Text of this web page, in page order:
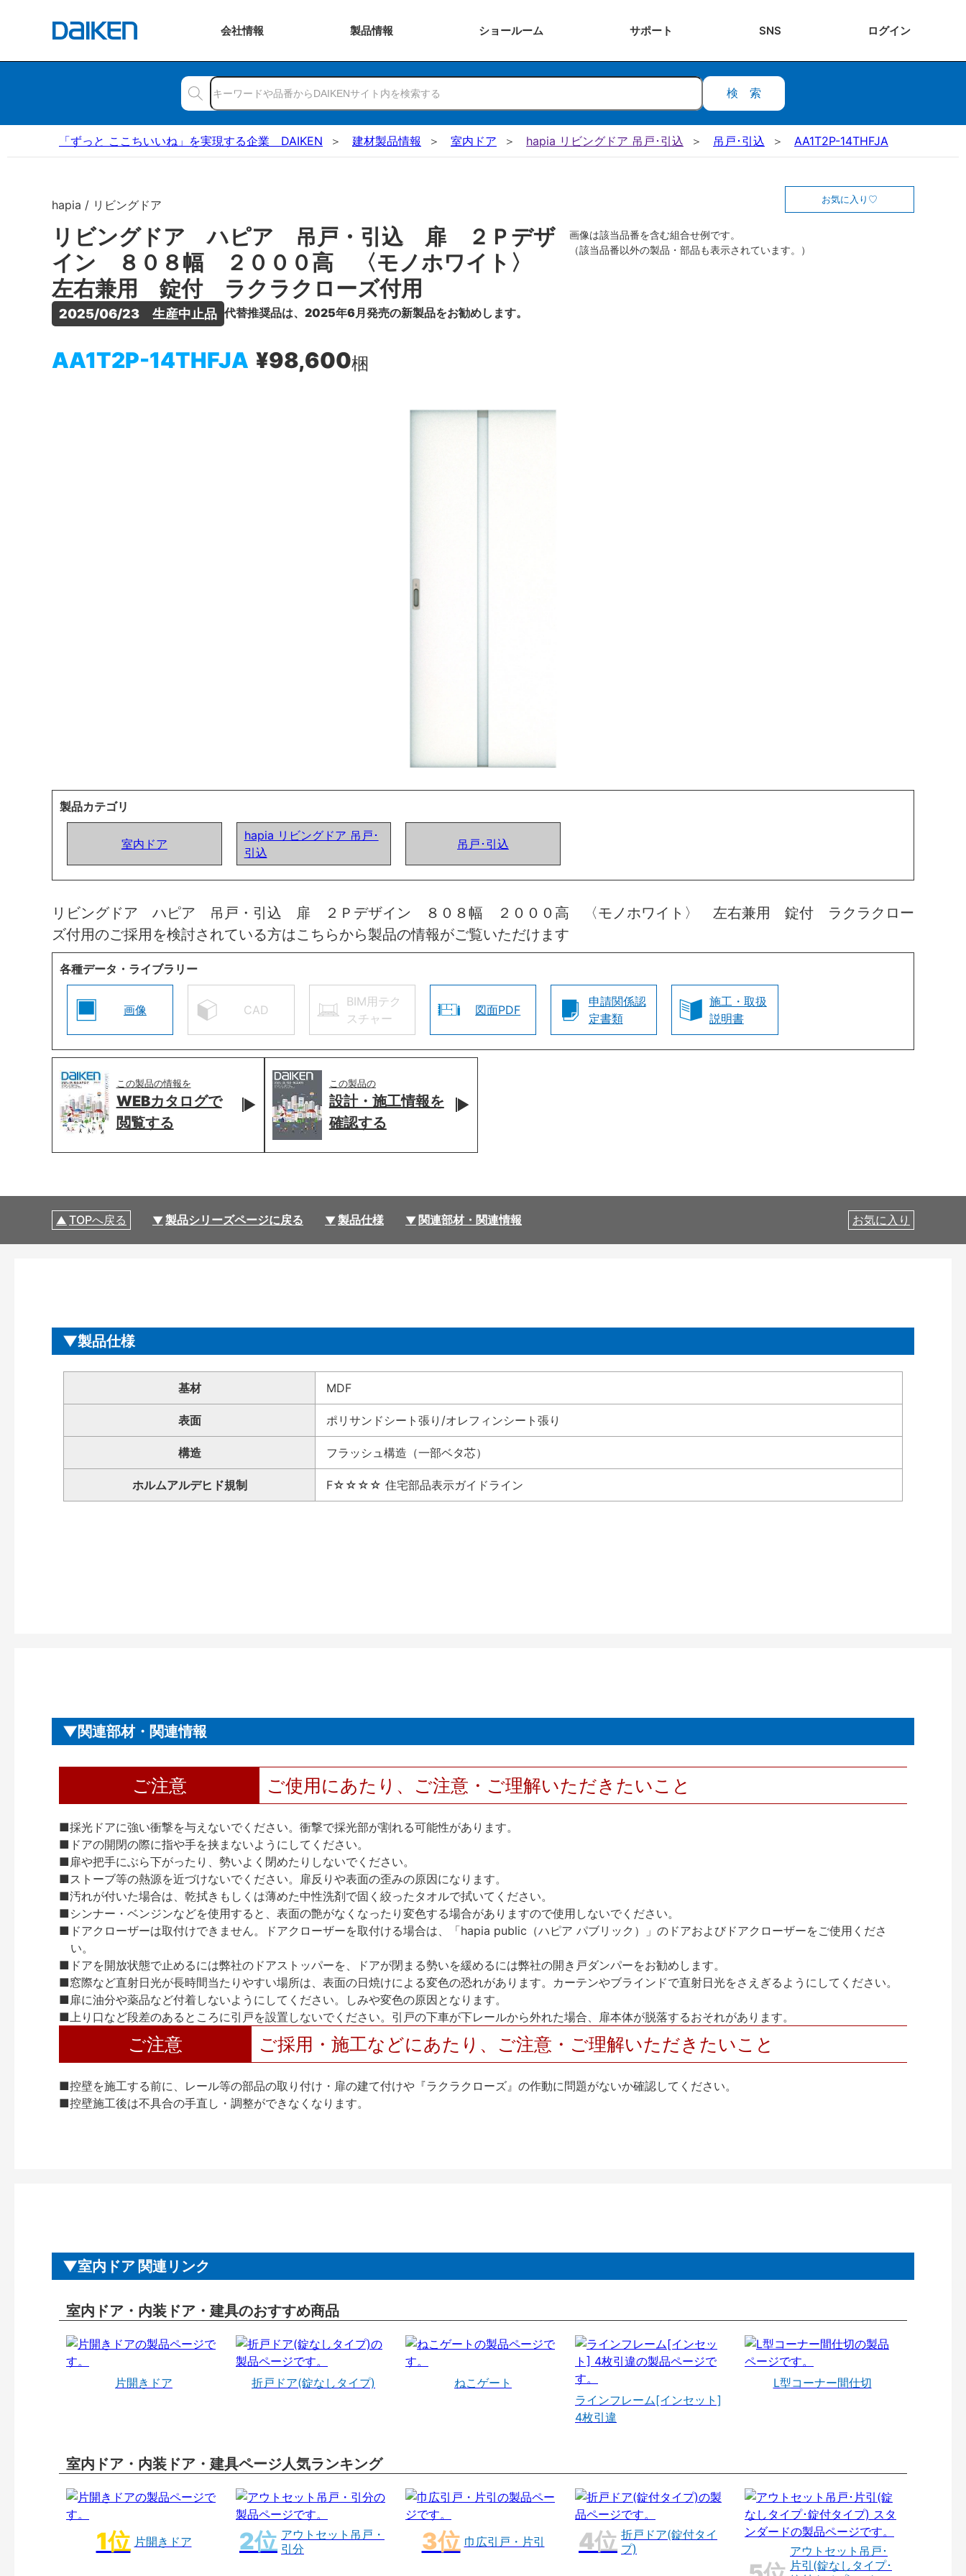
会社情報 製品情報 ショールーム サポート SNS ログイン
検索
「ずっと ここちいいね」を実現する企業 DAIKEN 建材製品情報 室内ドア hapia リビングドア 吊戸･引込 吊戸･引込 AA1T2P-14THFJA
hapia / リビングドア
リビングドア ハピア 吊戸・引込 扉 ２Ｐデザ
イン ８０８幅 ２０００高 〈モノホワイト〉
左右兼用 錠付 ラクラクローズ付用
2025/06/23　生産中止品 代替推奨品は、2025年6月発売の新製品をお勧めします。
AA1T2P-14THFJA ¥98,600梱
お気に入り
画像は該当品番を含む組合せ例です。
（該当品番以外の製品・部品も表示されています。）
製品カテゴリ
室内ドア
hapia リビングドア 吊戸･
引込
吊戸･引込
リビングドア ハピア 吊戸・引込 扉 ２Ｐデザイン ８０８幅 ２０００高 〈モノホワイト〉 左右兼用 錠付 ラクラクロー
ズ付用のご採用を検討されている方はこちらから製品の情報がご覧いただけます
各種データ・ライブラリー
画像 CAD
BIM用テク
スチャー
図面PDF
申請関係認
定書類
施工・取扱
説明書
この製品の情報を
WEBカタログで
閲覧する
この製品の
設計・施工情報を
確認する
TOPへ戻る 製品シリーズページに戻る 製品仕様 関連部材・関連情報 お気に入り
製品仕様
基材 MDF
表面 ポリサンドシート張り/オレフィンシート張り
構造 フラッシュ構造（一部ベタ芯）
ホルムアルデヒド規制 F☆☆☆☆ 住宅部品表示ガイドライン
関連部材・関連情報
ご注意 ご使用にあたり、ご注意・ご理解いただきたいこと
■採光ドアに強い衝撃を与えないでください。衝撃で採光部が割れる可能性があります。
■ドアの開閉の際に指や手を挟まないようにしてください。
■扉や把手にぶら下がったり、勢いよく閉めたりしないでください。
■ストーブ等の熱源を近づけないでください。扉反りや表面の歪みの原因になります。
■汚れが付いた場合は、乾拭きもしくは薄めた中性洗剤で固く絞ったタオルで拭いてください。
■シンナー・ベンジンなどを使用すると、表面の艶がなくなったり変色する場合がありますので使用しないでください。
■ドアクローザーは取付けできません。ドアクローザーを取付ける場合は、「hapia public（ハピア パブリック）」のドアおよびドアクローザーをご使用くださ
い。
■ドアを開放状態で止めるには弊社のドアストッパーを、ドアが閉まる勢いを緩めるには弊社の開き戸ダンパーをお勧めします。
■窓際など直射日光が長時間当たりやすい場所は、表面の日焼けによる変色の恐れがあります。カーテンやブラインドで直射日光をさえぎるようにしてください。
■扉に油分や薬品など付着しないようにしてください。しみや変色の原因となります。
■上り口など段差のあるところに引戸を設置しないでください。引戸の下車が下レールから外れた場合、扉本体が脱落するおそれがあります。
ご注意 ご採用・施工などにあたり、ご注意・ご理解いただきたいこと
■控壁を施工する前に、レール等の部品の取り付け・扉の建て付けや『ラクラクローズ』の作動に問題がないか確認してください。
■控壁施工後は不具合の手直し・調整ができなくなります。
室内ドア 関連リンク
室内ドア・内装ドア・建具のおすすめ商品
片開きドア 折戸ドア(錠なしタイプ)
ねこゲート
ラインフレーム[インセット]
4枚引違
L型コーナー間仕切
室内ドア・内装ドア・建具ページ人気ランキング
片開きドア
アウトセット吊戸・
引分
巾広引戸・片引
折戸ドア(錠付タイ
プ)
アウトセット吊戸･
片引(錠なしタイプ･